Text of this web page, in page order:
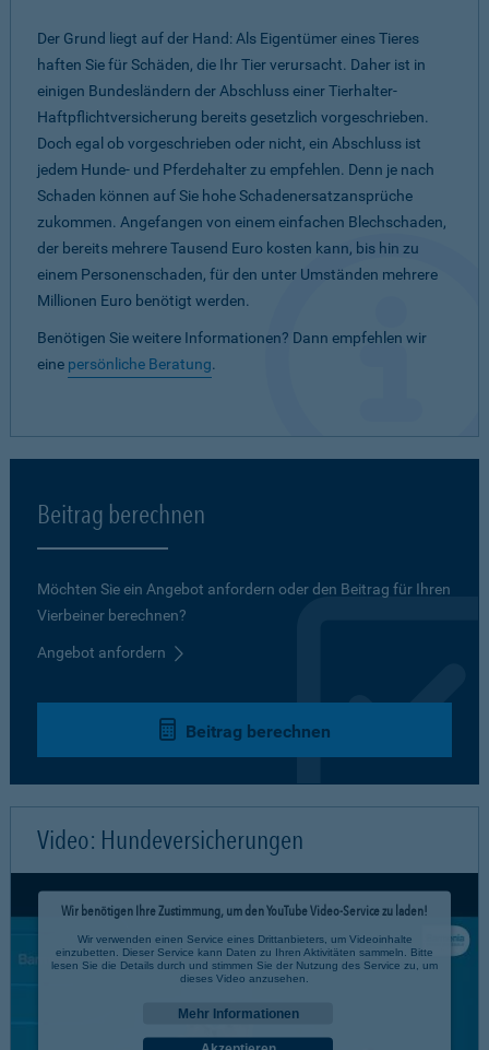
Der Grund liegt auf der Hand: Als Eigentümer eines Tieres
haften Sie für Schäden, die Ihr Tier verursacht. Daher ist in
einigen Bundesländern der Abschluss einer Tierhalter-
Haftpflichtversicherung bereits gesetzlich vorgeschrieben.
Doch egal ob vorgeschrieben oder nicht, ein Abschluss ist
jedem Hunde- und Pferdehalter zu empfehlen. Denn je nach
Schaden können auf Sie hohe Schadenersatzansprüche
zukommen. Angefangen von einem einfachen Blechschaden,
der bereits mehrere Tausend Euro kosten kann, bis hin zu
einem Personenschaden, für den unter Umständen mehrere
Millionen Euro benötigt werden.
Benötigen Sie weitere Informationen? Dann empfehlen wir
eine persönliche Beratung.
Beitrag berechnen
Möchten Sie ein Angebot anfordern oder den Beitrag für Ihren
Vierbeiner berechnen?
Angebot anfordern
Beitrag berechnen
Video: Hundeversicherungen
Wir benötigen Ihre Zustimmung, um den YouTube Video-Service zu laden!
Wir verwenden einen Service eines Drittanbieters, um Videoinhalte
einzubetten. Dieser Service kann Daten zu Ihren Aktivitäten sammeln. Bitte
lesen Sie die Details durch und stimmen Sie der Nutzung des Service zu, um
dieses Video anzusehen.
Mehr Informationen